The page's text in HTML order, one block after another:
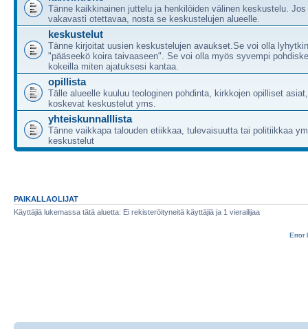
Tänne kaikkinainen juttelu ja henkilöiden välinen keskustelu.
vakavasti otettavaa, nosta se keskustelujen alueelle.
keskustelut
Tänne kirjoitat uusien keskustelujen avaukset.Se voi olla
"pääseekö koira taivaaseen". Se voi olla myös syvempi
kokeilla miten ajatuksesi kantaa.
opillista
Tälle alueelle kuuluu teologinen pohdinta, kirkkojen opilliset
koskevat keskustelut yms.
yhteiskunnalllista
Tänne vaikkapa talouden etiikkaa, tulevaisuutta tai politiikkaa
keskustelut
PAIKALLAOLIJAT
Käyttäjiä lukemassa tätä aluetta: Ei rekisteröityneitä käyttäjiä ja 1 vierailijaa
Error